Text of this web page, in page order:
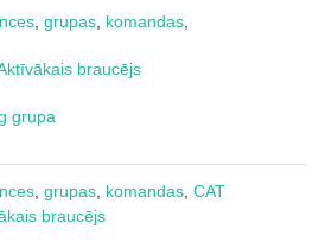
grupas komandas
braucējs
grupa
grupas komandas CAT
braucējs